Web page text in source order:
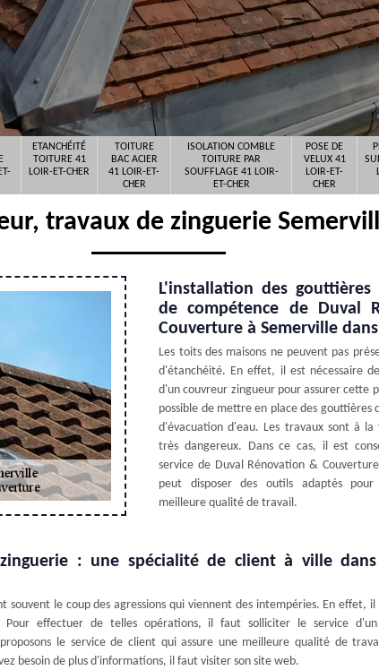
ETANCHÉITÉ
TOITURE 41
LOIR-ET-CHER
TOITURE
BAC ACIER
41 LOIR-ET-
CHER
ISOLATION COMBLE
TOITURE PAR
SOUFFLAGE 41 LOIR-
ET-CHER
POSE DE
VELUX 41
LOIR-ET-
CHER
travaux de zinguerie
L'installation des
de compétence de Duval
Couverture à Semerville
Les toits des maisons ne peuvent pas
d'étanchéité. En effet, il est nécessaire
d'un couvreur zingueur pour assurer cette
possible de mettre en place des gouttières
d'évacuation d'eau. Les travaux sont à
très dangereux. Dans ce cas, il est
service de Duval Rénovation &
peut disposer des outils adaptés
meilleure qualité de travail.
: une spécialité de client à ville
souvent le coup des agressions qui viennent des intempéries. En effet,
Pour effectuer de telles opérations, il faut solliciter le service d'un
proposons le service de client qui assure une meilleure qualité de
besoin de plus d'informations, il faut visiter son site web.